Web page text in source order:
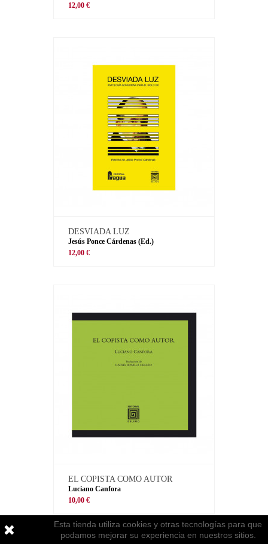
12,00 €
DESVIADA LUZ
Jesús Ponce Cárdenas (Ed.)
12,00 €
EL COPISTA COMO AUTOR
Luciano Canfora
10,00 €
Esta tienda utiliza cookies y otras tecnologías para que
podamos mejorar su experiencia en nuestros sitios.